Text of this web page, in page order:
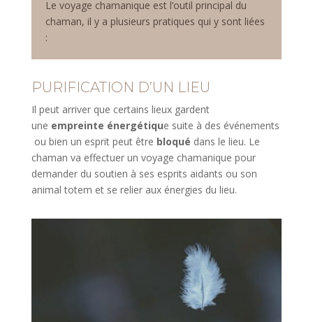
Le voyage chamanique est l’outil principal du
chaman, il y a plusieurs pratiques qui y sont liées
:
PURIFICATION D’UN LIEU
Il peut arriver que certains lieux gardent
une empreinte énergétique suite à des événements
ou bien un esprit peut être bloqué dans le lieu. Le
chaman va effectuer un voyage chamanique pour
demander du soutien à ses esprits aidants ou son
animal totem et se relier aux énergies du lieu.